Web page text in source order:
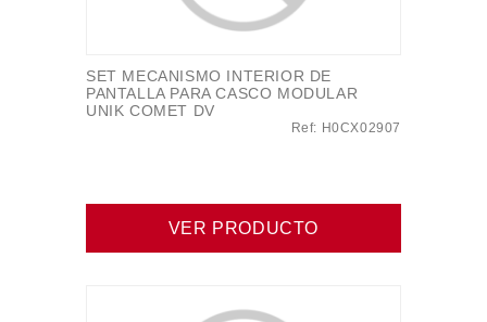
SET MECANISMO INTERIOR DE
PANTALLA PARA CASCO MODULAR
UNIK COMET DV
Ref: H0CX02907
VER PRODUCTO